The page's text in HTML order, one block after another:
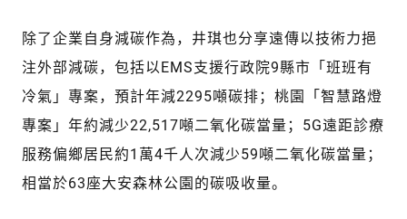
除了企業自身減碳作為，井琪也分享遠傳以技術力挹
注外部減碳，包括以EMS支援行政院9縣市「班班有
冷氣」專案，預計年減2295噸碳排；桃園「智慧路燈
專案」年約減少22,517噸二氧化碳當量；5G遠距診療
服務偏鄉居民約1萬4千人次減少59噸二氧化碳當量；
相當於63座大安森林公園的碳吸收量。